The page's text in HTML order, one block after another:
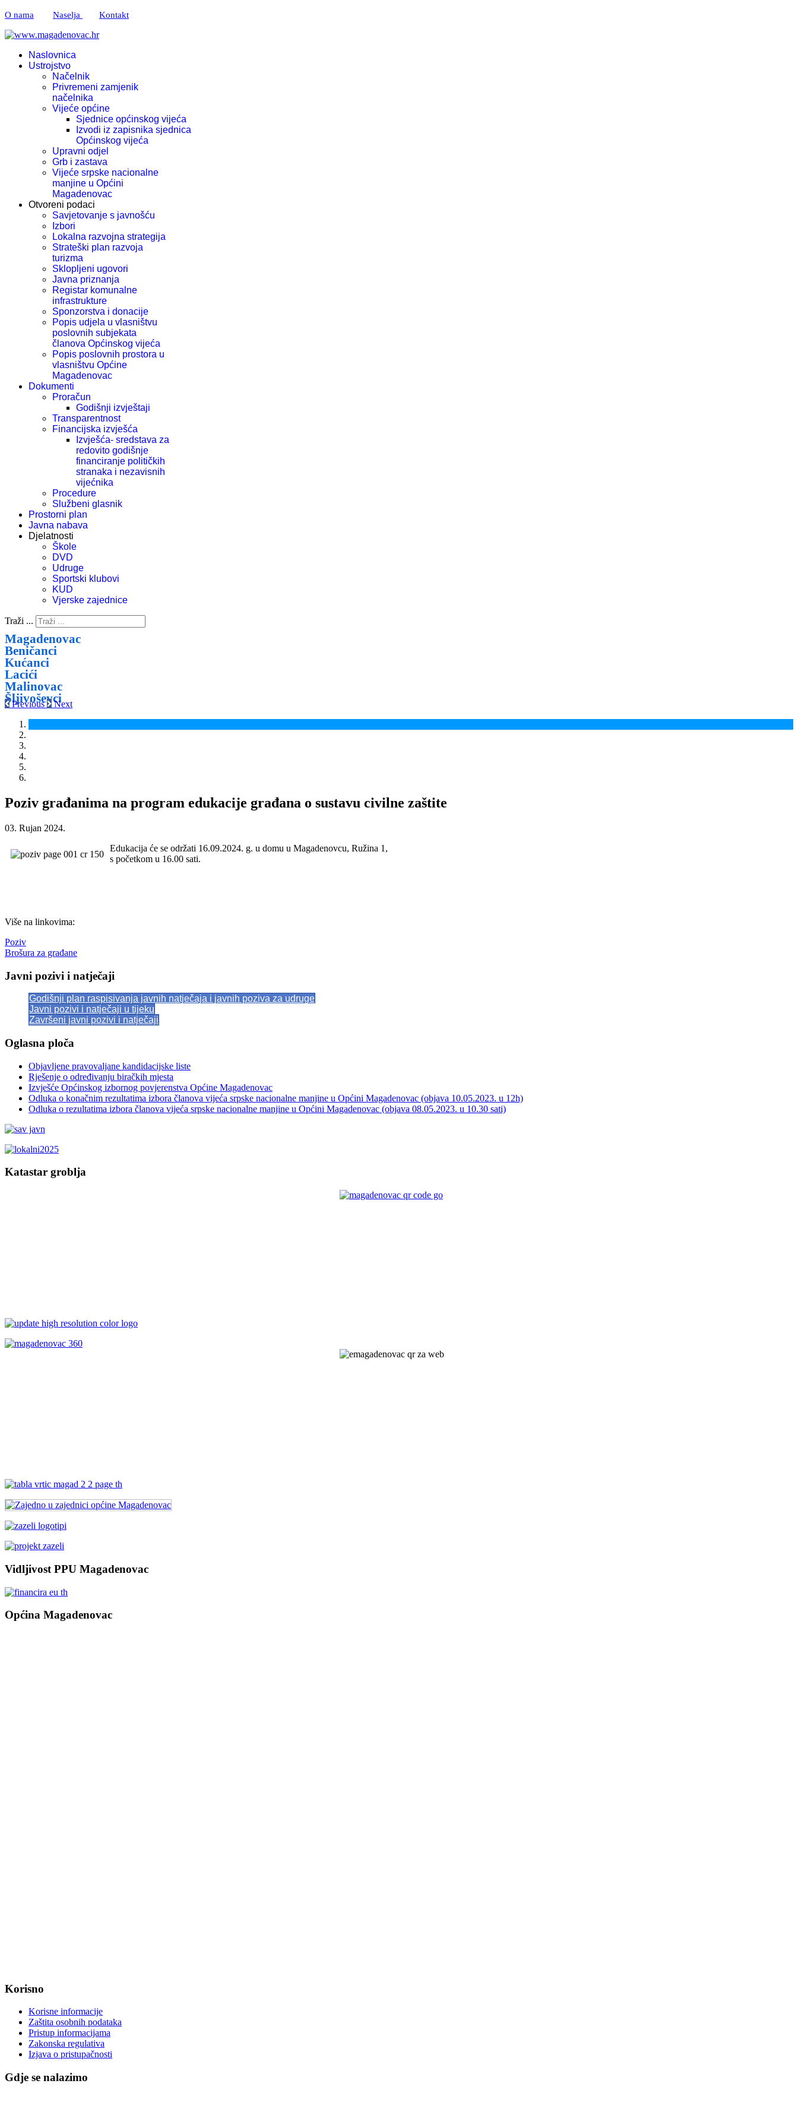
O nama Naselja Kontakt
Naslovnica
Ustrojstvo
Načelnik
Privremeni zamjenik
načelnika
Vijeće općine
Sjednice općinskog vijeća
Izvodi iz zapisnika sjednica
Općinskog vijeća
Upravni odjel
Grb i zastava
Vijeće srpske nacionalne
manjine u Općini
Magadenovac
Otvoreni podaci
Savjetovanje s javnošću
Izbori
Lokalna razvojna strategija
Strateški plan razvoja
turizma
Sklopljeni ugovori
Javna priznanja
Registar komunalne
infrastrukture
Sponzorstva i donacije
Popis udjela u vlasništvu
poslovnih subjekata
članova Općinskog vijeća
Popis poslovnih prostora u
vlasništvu Općine
Magadenovac
Dokumenti
Proračun
Godišnji izvještaji
Transparentnost
Financijska izvješća
Izvješća- sredstava za
redovito godišnje
financiranje političkih
stranaka i nezavisnih
vijećnika
Procedure
Službeni glasnik
Prostorni plan
Javna nabava
Djelatnosti
Škole
DVD
Udruge
Sportski klubovi
KUD
Vjerske zajednice
Traži ...
Magadenovac
Beničanci
Kućanci
Lacići
Malinovac
Šljivoševci
Previous Next
Poziv građanima na program edukacije građana o sustavu civilne zaštite
03. Rujan 2024.
Edukacija će se održati 16.09.2024. g. u domu u Magadenovcu, Ružina 1,
s početkom u 16.00 sati.
Više na linkovima:
Poziv
Brošura za građane
Javni pozivi i natječaji
Godišnji plan raspisivanja javnih natječaja i javnih poziva za udruge
Javni pozivi i natječaji u tijeku
Završeni javni pozivi i natječaji
Oglasna ploča
Objavljene pravovaljane kandidacijske liste
Rješenje o određivanju biračkih mjesta
Izvješće Općinskog izbornog povjerenstva Općine Magadenovac
Odluka o konačnim rezultatima izbora članova vijeća srpske nacionalne manjine u Općini Magadenovac (objava 10.05.2023. u 12h)
Odluka o rezultatima izbora članova vijeća srpske nacionalne manjine u Općini Magadenovac (objava 08.05.2023. u 10.30 sati)
Katastar groblja
Vidljivost PPU Magadenovac
Općina Magadenovac
Korisno
Korisne informacije
Zaštita osobnih podataka
Pristup informacijama
Zakonska regulativa
Izjava o pristupačnosti
Gdje se nalazimo